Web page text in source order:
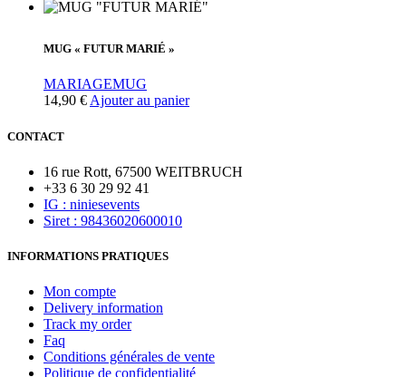
MUG « FUTUR MARIÉ »
MARIAGEMUG
14,90 € Ajouter au panier
CONTACT
16 rue Rott, 67500 WEITBRUCH
+33 6 30 29 92 41
IG : niniesevents
Siret : 98436020600010
INFORMATIONS PRATIQUES
Mon compte
Delivery information
Track my order
Faq
Conditions générales de vente
Politique de confidentialité